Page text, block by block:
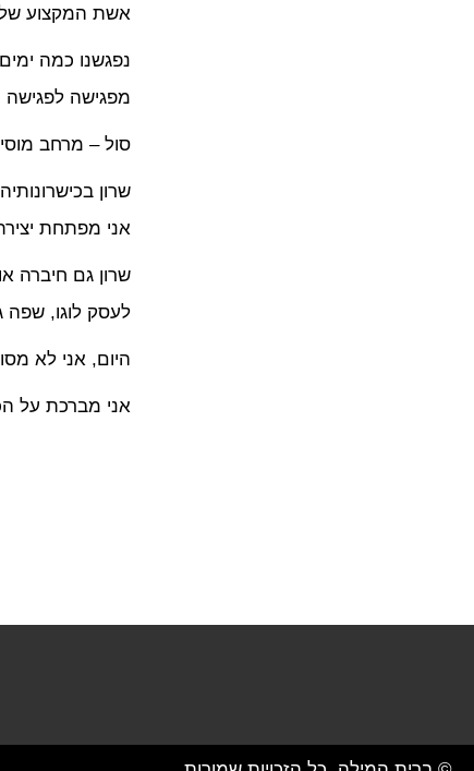
אשת המקצוע
נפגשנו כמה
מפגישה לפגישה
סול – מרחב
שרון
אני מפתחת
שרון גם חיברה
לעסק לוגו, שפה
היום, אני לא
אני מברכת על